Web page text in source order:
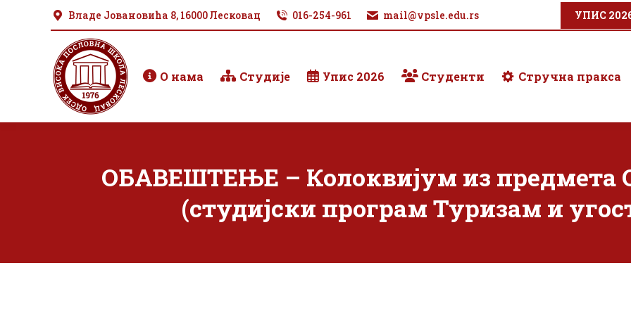
Владе Јовановића 8, 16000 Лесковац 016-254-961 mail@vpsle.edu.rs УПИС
О нама Студије Упис 2026 Студенти Стручна пракса
ОБАВЕШТЕЊЕ – Колоквијум из предмета
(студијски програм Туризам и